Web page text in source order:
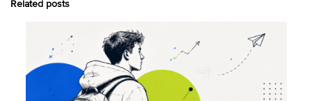
Related posts